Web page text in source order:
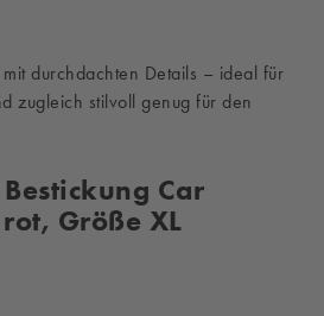
mit durchdachten Details – ideal für
zugleich stilvoll genug für den
Car
Größe XL